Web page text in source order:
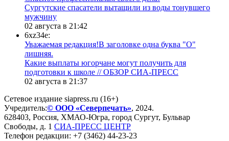
Сургутские спасатели вытащили из воды тонувшего
мужчину
02 августа в 21:42
6xz34e:
Уважаемая редакция!В заголовке одна буква "О"
лишняя.
Какие выплаты югорчане могут получить для
подготовки к школе // ОБЗОР СИА-ПРЕСС
02 августа в 21:37
Сетевое издание siapress.ru (16+)
Учредитель:© ООО «Северпечать», 2024.
628403, Россия, ХМАО-Югра, город Сургут, Бульвар
Свободы, д. 1 СИА-ПРЕСС ЦЕНТР
Телефон редакции: +7 (3462) 44-23-23